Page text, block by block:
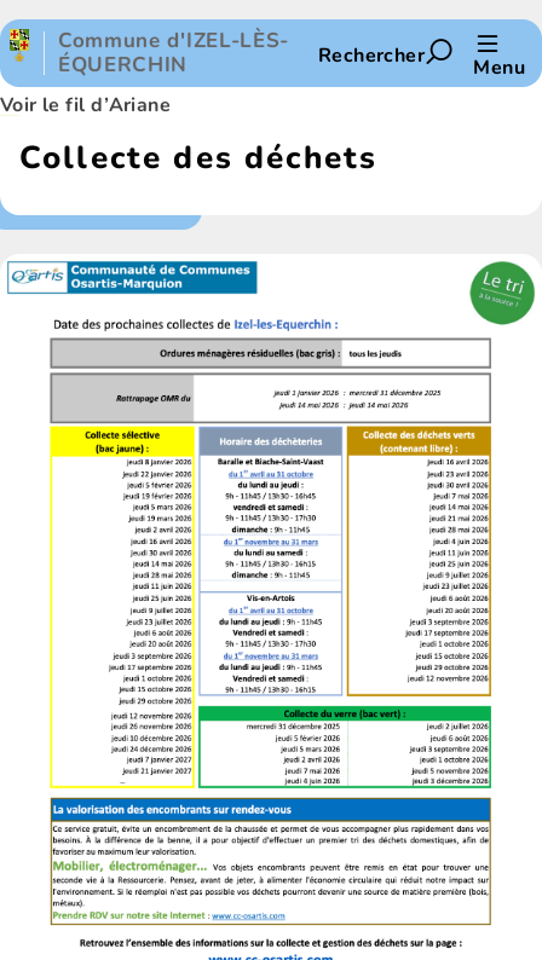
Panneau de gestion des cookies
Commune d'IZEL-LÈS-
ÉQUERCHIN
Rechercher
Menu
Voir le fil d’Ariane
Collecte des déchets